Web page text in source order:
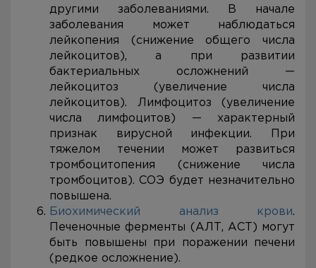
другими заболеваниями. В начале
заболевания может наблюдаться
лейкопения (снижение общего числа
лейкоцитов), а при развитии
бактериальных осложнений —
лейкоцитоз (увеличение числа
лейкоцитов). Лимфоцитоз (увеличение
числа лимфоцитов) — характерный
признак вирусной инфекции. При
тяжелом течении может развиться
тромбоцитопения (снижение числа
тромбоцитов). СОЭ будет незначительно
повышена.
Биохимический анализ крови.
Печеночные ферменты (АЛТ, АСТ) могут
быть повышены при поражении печени
(редкое осложнение).